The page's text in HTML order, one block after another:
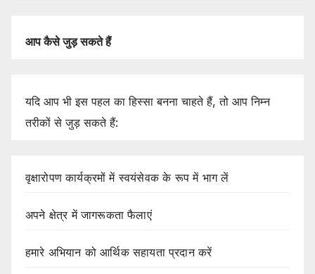
आपकैसेजुड़सकतेहैं
यदि आप भी इस पहल का हिस्सा बनना चाहते हैं, तो आप निम्न
तरीकों से जुड़ सकते हैं:
वृक्षारोपण कार्यक्रमों में स्वयंसेवक के रूप में भाग लें
अपने क्षेत्र में जागरूकता फैलाएं
हमारे अभियान को आर्थिक सहायता प्रदान करें